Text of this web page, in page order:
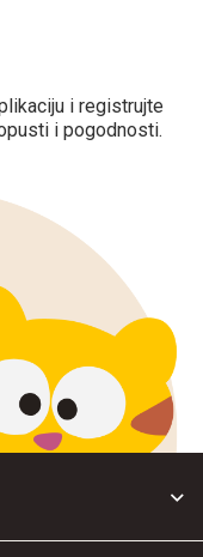
i registrujte
i pogodnosti.